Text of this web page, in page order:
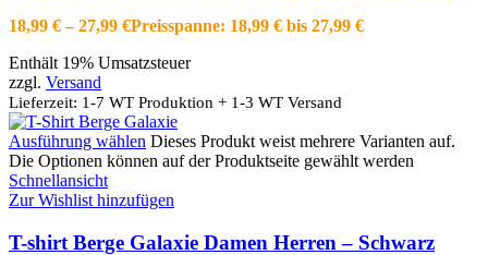
18,99 € –27,99 €Preisspanne: 18,99 € bis 27,99 €
Enthält 19% Umsatzsteuer
zzgl. Versand
Lieferzeit: 1-7 WT Produktion + 1-3 WT Versand
Ausführung wählen Dieses Produkt weist mehrere Varianten auf.
Die Optionen können auf der Produktseite gewählt werden
Schnellansicht
Zur Wishlist hinzufügen
T-shirt Berge Galaxie Damen Herren – Schwarz